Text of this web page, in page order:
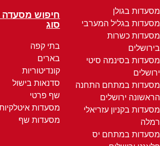
מסעדות בגולן
מסעדות בגליל המערבי
מסעדות כשרות
בירושלים
מסעדות בסינמה סיטי
ירושלים
מסעדות במתחם התחנה
הראשונה ירושלים
מסעדות בקניון עזריאלי
רמלה
מסעדות במתחם יס
חיפוש מסעדה
סוג
בתי קפה
בארים
קונדיטוריות
סדנאות בישול
שף פרטי
מסעדות
מסעדות שף